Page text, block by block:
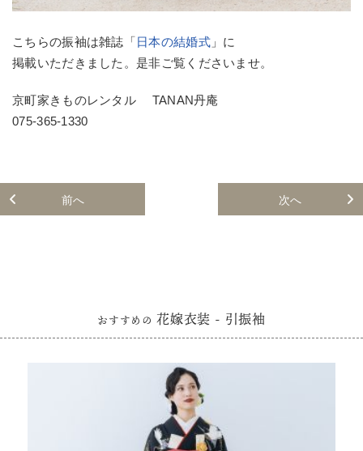
こちらの振袖は雑誌「 日本の結婚式」に
掲載いただきました。是非ご覧くださいませ。
京町家きものレンタル TANAN丹庵
075-365-1330
前へ 次へ
おすすめの 花嫁衣装 - 引振袖